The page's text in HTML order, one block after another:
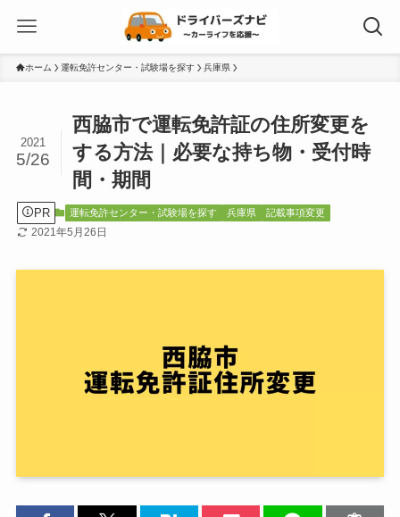
ホーム 運転免許センター・試験場を探す 兵庫県
西脇市で運転免許証の住所変更を
する方法｜必要な持ち物・受付時
間・期間
2021
5/26
PR 運転免許センター・試験場を探す 兵庫県 記載事項変更
2021年5月26日